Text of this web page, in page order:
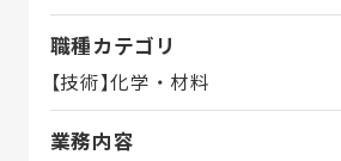
職種カテゴリ
【技術】化学・材料
業務内容